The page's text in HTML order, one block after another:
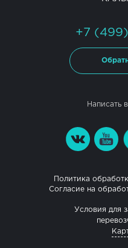
+7
Написать
Политика
Согласие на
Условия для